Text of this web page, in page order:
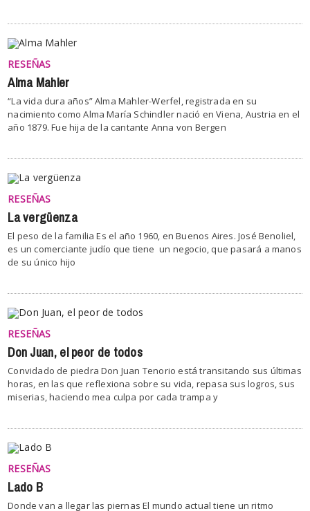
RESEÑAS
Alma Mahler
“La vida dura años” Alma Mahler-Werfel, registrada en su
nacimiento como Alma María Schindler nació en Viena, Austria en el
año 1879. Fue hija de la cantante Anna von Bergen
RESEÑAS
La vergüenza
El peso de la familia Es el año 1960, en Buenos Aires. José Benoliel,
es un comerciante judío que tiene un negocio, que pasará a manos
de su único hijo
RESEÑAS
Don Juan, el peor de todos
Convidado de piedra Don Juan Tenorio está transitando sus últimas
horas, en las que reflexiona sobre su vida, repasa sus logros, sus
miserias, haciendo mea culpa por cada trampa y
RESEÑAS
Lado B
Donde van a llegar las piernas El mundo actual tiene un ritmo